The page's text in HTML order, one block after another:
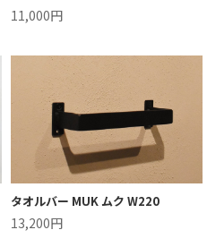
11,000円
タオルバー MUK ムク W220
13,200円